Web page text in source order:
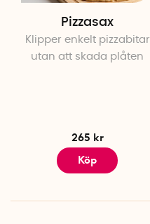
Pizzasax
Klipper enkelt pizzabitar
utan att skada plåten
265 kr
Köp